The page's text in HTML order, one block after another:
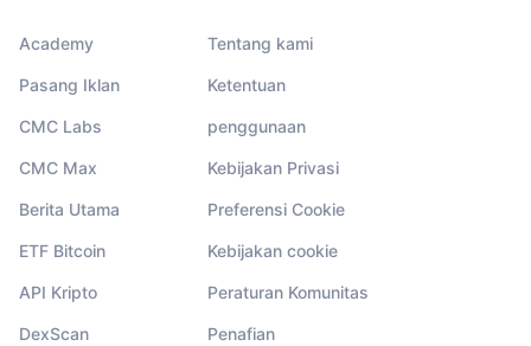
Academy
Pasang Iklan
CMC Labs
CMC Max
Berita Utama
ETF Bitcoin
API Kripto
DexScan
Tentang kami
Ketentuan
penggunaan
Kebijakan Privasi
Preferensi Cookie
Kebijakan cookie
Peraturan Komunitas
Penafian